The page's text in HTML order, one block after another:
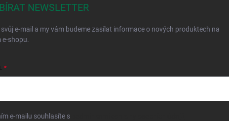
NEWSLETTER
e-mail a my vám budeme zasílat informace o nových produktech na
e-shopu.
e-mailu souhlasíte s